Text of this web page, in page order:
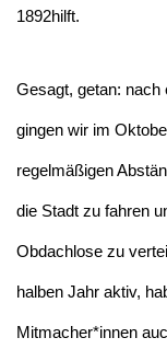
1892hilft.
Gesagt, getan: nach
gingen wir im
regelmäßigen
die Stadt zu fahren
Obdachlose zu
halben Jahr aktiv,
Mitmacher*innen